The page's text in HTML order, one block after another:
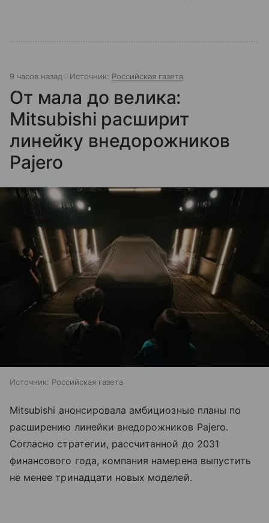
9 часов назад Источник: Российская газета
От мала до велика:
Mitsubishi расширит
линейку внедорожников
Pajero
Источник: Российская газета
Mitsubishi анонсировала амбициозные планы по
расширению линейки внедорожников Pajero.
Согласно стратегии, рассчитанной до 2031
финансового года, компания намерена выпустить
не менее тринадцати новых моделей.